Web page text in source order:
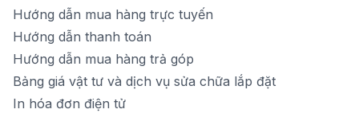
Hướng dẫn mua hàng trực tuyến
Hướng dẫn thanh toán
Hướng dẫn mua hàng trả góp
Bảng giá vật tư và dịch vụ sửa chữa lắp đặt
In hóa đơn điện tử